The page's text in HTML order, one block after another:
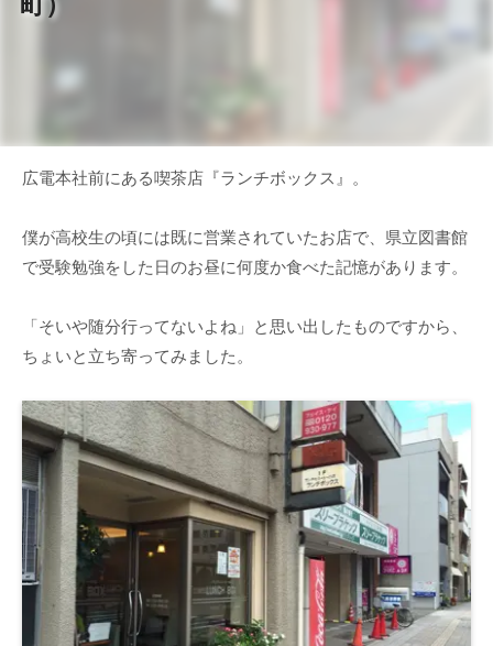
広電本社前にある喫茶店『ランチボックス』。
僕が高校生の頃には既に営業されていたお店で、県立図書館
で受験勉強をした日のお昼に何度か食べた記憶があります。
「そいや随分行ってないよね」と思い出したものですから、
ちょいと立ち寄ってみました。